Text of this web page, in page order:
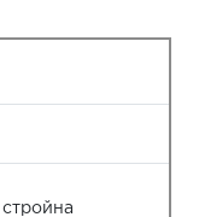
стройна